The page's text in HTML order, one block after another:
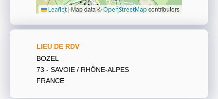
Leaflet |Map data © OpenStreetMap contributors
LIEU DE RDV
BOZEL
73 - SAVOIE / RHÔNE-ALPES
FRANCE